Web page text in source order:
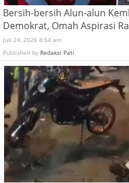
Bersih-bersih Alun-alun
Demokrat, Omah Aspirasi
Juli 24, 2026 4:54 am
Published by Redaksi Pati